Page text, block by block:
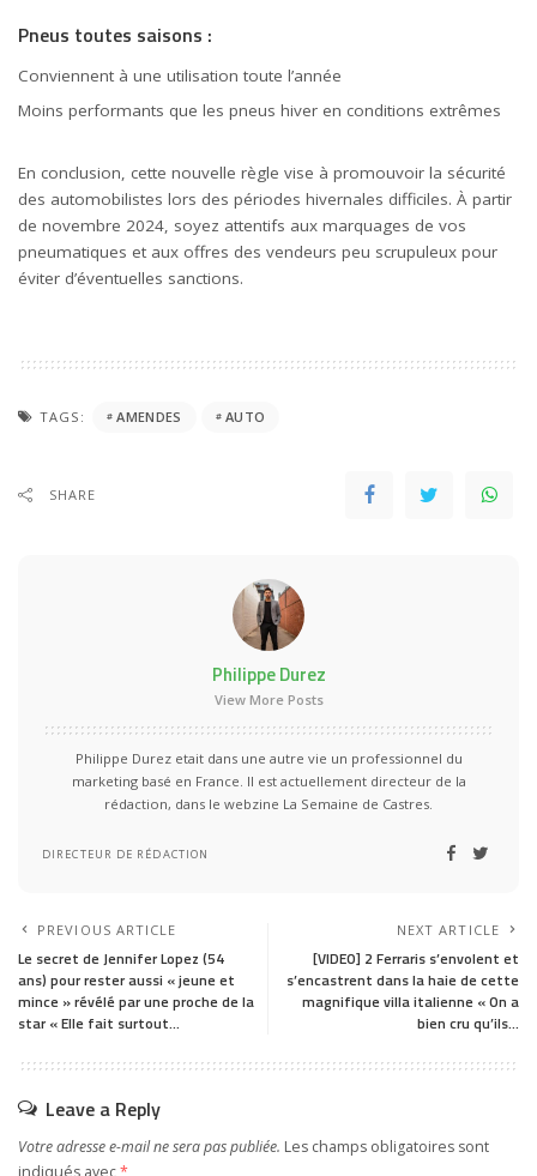
Pneus toutes saisons :
Conviennent à une utilisation toute l’année
Moins performants que les pneus hiver en conditions extrêmes
En conclusion, cette nouvelle règle vise à promouvoir la sécurité
des automobilistes lors des périodes hivernales difficiles. À partir
de novembre 2024, soyez attentifs aux marquages de vos
pneumatiques et aux offres des vendeurs peu scrupuleux pour
éviter d’éventuelles sanctions.
TAGS: AMENDES AUTO
SHARE
Philippe Durez
View More Posts
Philippe Durez etait dans une autre vie un professionnel du
marketing basé en France. Il est actuellement directeur de la
rédaction, dans le webzine La Semaine de Castres.
DIRECTEUR DE RÉDACTION
PREVIOUS ARTICLE
Le secret de Jennifer Lopez (54
ans) pour rester aussi « jeune et
mince » révélé par une proche de la
star « Elle fait surtout…
NEXT ARTICLE
[VIDEO] 2 Ferraris s’envolent et
s’encastrent dans la haie de cette
magnifique villa italienne « On a
bien cru qu’ils…
Leave a Reply
Votre adresse e-mail ne sera pas publiée. Les champs obligatoires sont
indiqués avec*